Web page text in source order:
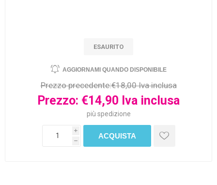
ESAURITO
Prezzo precedente:€18,00 Iva inclusa
Prezzo: €14,90 Iva inclusa
più spedizione
i
h